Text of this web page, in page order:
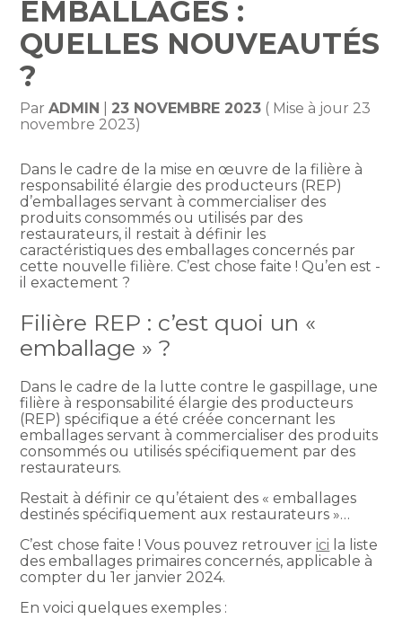
EMBALLAGES :
QUELLES NOUVEAUTÉS
?
ParADMIN 23 NOVEMBRE 2023 ( Mise à jour 23
novembre 2023)
Dans le cadre de la mise en œuvre de la filière à
responsabilité élargie des producteurs (REP)
d’emballages servant à commercialiser des
produits consommés ou utilisés par des
restaurateurs, il restait à définir les
caractéristiques des emballages concernés par
cette nouvelle filière. C’est chose faite ! Qu’en est -
il exactement ?
Filière REP : c’est quoi un «
emballage » ?
Dans le cadre de la lutte contre le gaspillage, une
filière à responsabilité élargie des producteurs
(REP) spécifique a été créée concernant les
emballages servant à commercialiser des produits
consommés ou utilisés spécifiquement par des
restaurateurs.
Restait à définir ce qu’étaient des « emballages
destinés spécifiquement aux restaurateurs »…
C’est chose faite ! Vous pouvez retrouverici la liste
des emballages primaires concernés, applicable à
compter du 1er janvier 2024.
En voici quelques exemples :